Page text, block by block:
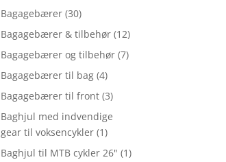
Bagagebærer (30)
Bagagebærer & tilbehør (12)
Bagagebærer og tilbehør (7)
Bagagebærer til bag (4)
Bagagebærer til front (3)
Baghjul med indvendige
gear til voksencykler (1)
Baghjul til MTB cykler 26" (1)